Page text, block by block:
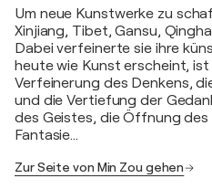
Um neue Kunstwerke zu
Xinjiang, Tibet, Gansu,
Dabei verfeinerte sie ihre
heute wie Kunst erscheint,
Verfeinerung des Denkens,
und die Vertiefung der
des Geistes, die Öffnung
Fantasie…
Zur Seite von Min Zou gehen